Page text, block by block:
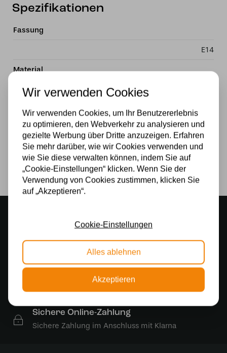
Spezifikationen
Fassung
E14
Material
Stromversorgung
230v
Lichtquelle
500 m2 großes Lampengeschäft in Rijssen
Kostenlose Lichtquellen
Die Bestellung umfasst die Lichtquelle
Sichere Online-Zahlung
Sichere Zahlung im Anschluss mit Klarna
Wir verwenden Cookies
Wir verwenden Cookies, um Ihr Benutzererlebnis
zu optimieren, den Webverkehr zu analysieren und
gezielte Werbung über Dritte anzuzeigen. Erfahren
Sie mehr darüber, wie wir Cookies verwenden und
wie Sie diese verwalten können, indem Sie auf
„Cookie-Einstellungen“ klicken. Wenn Sie der
Verwendung von Cookies zustimmen, klicken Sie
auf „Akzeptieren“.
Cookie-Einstellungen
Alles ablehnen
Akzeptieren